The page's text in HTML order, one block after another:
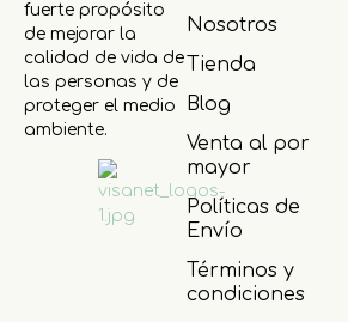
fuerte propósito
de mejorar la
calidad de vida de
las personas y de
proteger el medio
ambiente.
Nosotros
Tienda
Blog
Venta al por
mayor
Políticas de
Envío
Términos y
condiciones